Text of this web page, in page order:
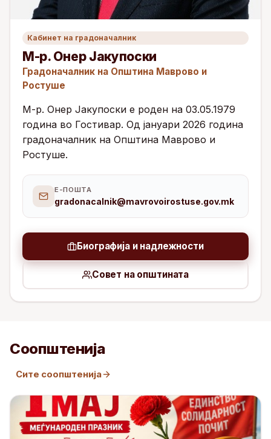
Кабинет на градоначалник
М-р. Онер Јакупоски
Градоначалник на Општина Маврово и
Ростуше
М-р. Онер Јакупоски е роден на 03.05.1979
година во Гостивар. Од јануари 2026 година
градоначалник на Општина Маврово и
Ростуше.
Е-ПОШТА
gradonacalnik@mavrovoirostuse.gov.mk
Биографија и надлежности
Совет на општината
Соопштенија
Сите соопштенија